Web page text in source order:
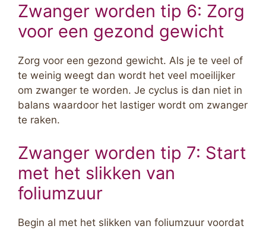
Zwanger worden tip 6: Zorg
voor een gezond gewicht
Zorg voor een gezond gewicht. Als je te veel of
te weinig weegt dan wordt het veel moeilijker
om zwanger te worden. Je cyclus is dan niet in
balans waardoor het lastiger wordt om zwanger
te raken.
Zwanger worden tip 7: Start
met het slikken van
foliumzuur
Begin al met het slikken van foliumzuur voordat